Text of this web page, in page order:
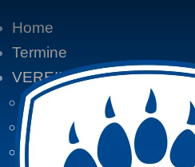
Home
Termine
VEREIN
Vereinsgeschichte
Vereinsaktivitäten
Aktuelle Mitglieder: